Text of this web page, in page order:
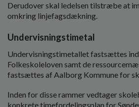
Derudover skal ledelsen tilstræbe at
omkring linjefagsdækning.
Undervisningstimetal
Undervisningstimetallet fastsættes
Folkeskoleloven samt de
fastsættes af Aalborg Kommune for
Inden for disse rammer vedtager
konkrete timefordelingsplan for